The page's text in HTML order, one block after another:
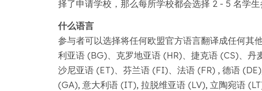
择了申请学校，那么每所学校都会选择 2 - 5 名学生
什么语言
参与者可以选择将任何欧盟官方语言翻译成任何其
利亚语 (BG)、克罗地亚语 (HR)、捷克语 (CS)、
沙尼亚语 (ET)、芬兰语 (FI)、法语 (FR) , 德语
(GA), 意大利语 (IT), 拉脱维亚语 (LV), 立陶宛语